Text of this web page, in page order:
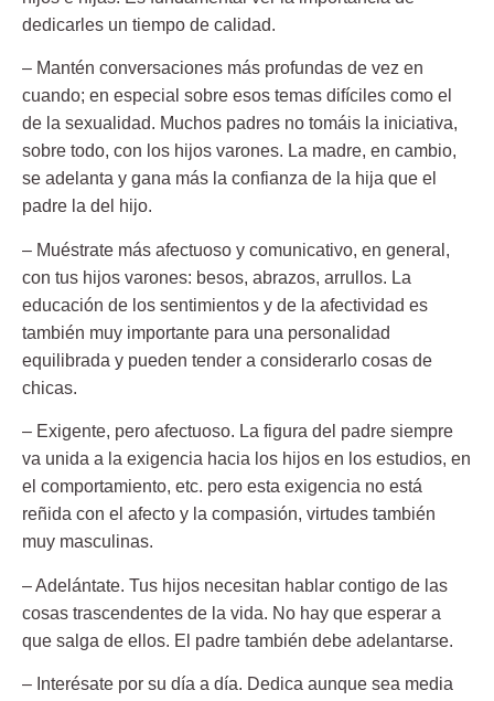
dedicarles un tiempo de calidad.
– Mantén conversaciones más profundas de vez en
cuando; en especial sobre esos temas difíciles como el
de la sexualidad. Muchos padres no tomáis la iniciativa,
sobre todo, con los hijos varones. La madre, en cambio,
se adelanta y gana más la confianza de la hija que el
padre la del hijo.
– Muéstrate más afectuoso y comunicativo, en general,
con tus hijos varones: besos, abrazos, arrullos. La
educación de los sentimientos y de la afectividad es
también muy importante para una personalidad
equilibrada y pueden tender a considerarlo cosas de
chicas.
– Exigente, pero afectuoso. La figura del padre siempre
va unida a la exigencia hacia los hijos en los estudios, en
el comportamiento, etc. pero esta exigencia no está
reñida con el afecto y la compasión, virtudes también
muy masculinas.
– Adelántate. Tus hijos necesitan hablar contigo de las
cosas trascendentes de la vida. No hay que esperar a
que salga de ellos. El padre también debe adelantarse.
– Interésate por su día a día. Dedica aunque sea media